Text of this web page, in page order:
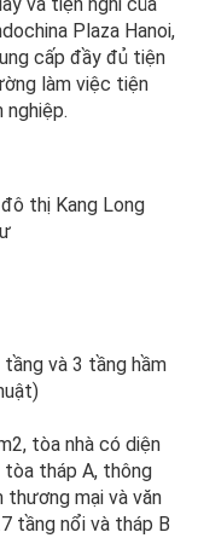
Plaza Hanoi,
cấp đầy đủ tiện
làm việc tiện
nghiệp.
thị Kang Long
và 3 tầng hầm
tòa nhà có diện
tháp A, thông
thương mại và văn
tầng nổi và tháp B